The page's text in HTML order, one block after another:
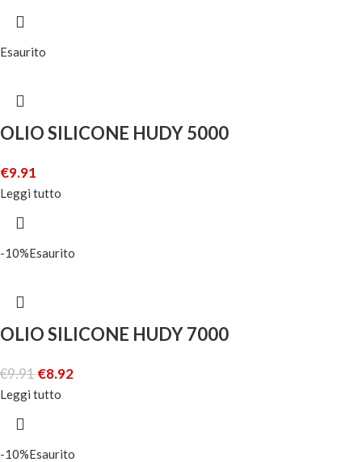
Esaurito
OLIO SILICONE HUDY 5000
€9.91
Leggi tutto
-10%Esaurito
OLIO SILICONE HUDY 7000
€9.91€8.92
Leggi tutto
-10%Esaurito